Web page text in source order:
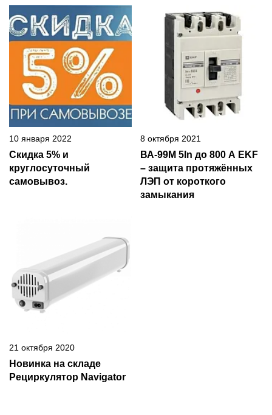
10 января 2022
Скидка 5% и
круглосуточный
самовывоз.
8 октября 2021
ВА-99М 5In до 800 А EKF
– защита протяжённых
ЛЭП от короткого
замыкания
21 октября 2020
Новинка на складе
Рециркулятор Navigator